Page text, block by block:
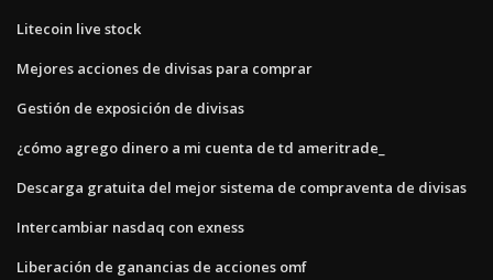
Litecoin live stock
Mejores acciones de divisas para comprar
Gestión de exposición de divisas
¿cómo agrego dinero a mi cuenta de td ameritrade_
Descarga gratuita del mejor sistema de compraventa de divisas
Intercambiar nasdaq con exness
Liberación de ganancias de acciones omf